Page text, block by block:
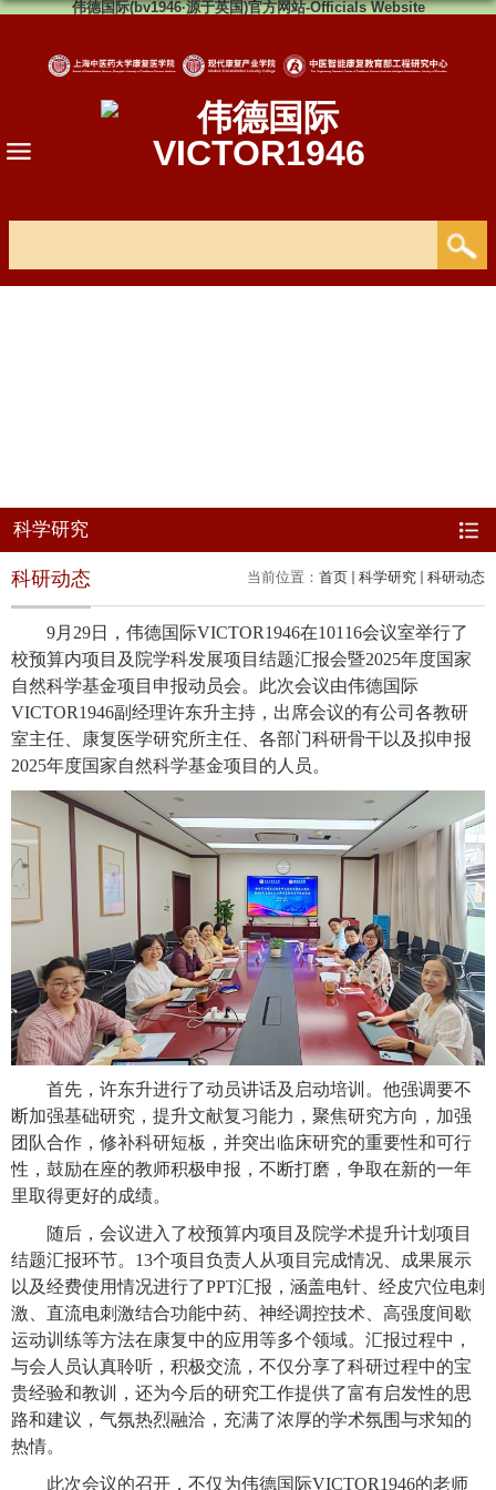
伟德国际(bv1946·源于英国)官方网站-Officials Website
科学研究
当前位置： 首页 科学研究 科研动态
科研动态
9月29日 ， 伟德国际VICTOR1946在10116会议室举行了
校预算内项目及院学科发展项目结题汇报会暨2025年度国家
自然科学基金项目申报动员会。此次会议由伟德国际
VICTOR1946副经理许东升主持，出席会议的有公司 各教研
室主任、康复医学研究所主任、各部门科研骨干以及拟申报
2025年度国家自然科学基金项目的人员。
首先 ，许东升进行了动员讲话及启动培训 。他强调要不
断加强基础研究，提升文献复习能力，聚焦研究方向，加强
团队合作，修补科研短板，并突出临床研究的重要性和可行
性 ， 鼓励在座的教师积极申报， 不断打磨， 争取在新的一年
里取得更好的成绩。
随后，会议进入了校预算内项目及院学术提升计划项目
结题汇报环节。 13个项目负责人 从项目完成情况、成果展示
以及经费使用情况进行了PPT汇报 ， 涵盖电针、经皮穴位电刺
激、直流电刺激结合功能中药、神经调控技术、高强度间歇
运动训练等方法在康复中的应用等多个领域。汇报过程中，
与会人员认真聆听，积极交流 ， 不仅分享了科研过程中的宝
贵经验和教训， 还为今后的研究工作提供了富有启发性的思
路和建议 ， 气氛热烈融洽， 充满了浓厚的学术氛围与求知的
热情。
此次会议的召开，不仅为伟德国际VICTOR1946的老师